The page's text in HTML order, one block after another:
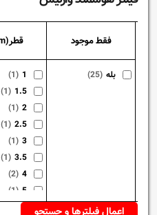
فقط موجود
بله (25)
قطر(mm)
1
(1)
1.5
(1)
2
(1)
2.5
(1)
3
(1)
3.5
(1)
4
(2)
5
(1)
6
(1)